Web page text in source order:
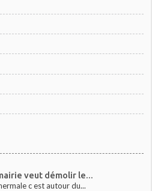
veut démolir le...
c est autour du...